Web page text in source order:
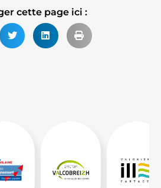
cette page ici :